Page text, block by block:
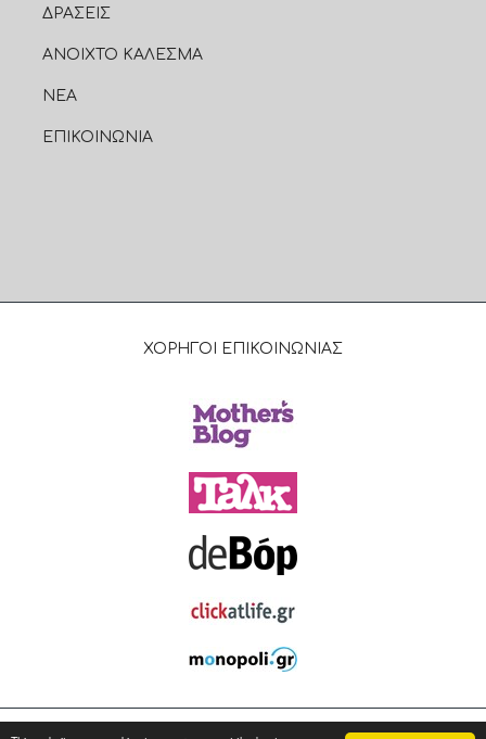
ΔΡΑΣΕΙΣ
ΑΝΟΙΧΤΟ ΚΑΛΕΣΜΑ
ΝΕΑ
ΕΠΙΚΟΙΝΩΝΙΑ
ΧΟΡΗΓΟΙ ΕΠΙΚΟΙΝΩΝΙΑΣ